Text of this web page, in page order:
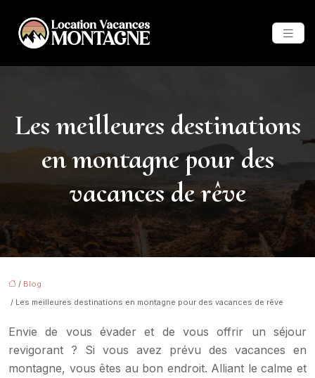
Les meilleures destinations
en montagne pour des
vacances de rêve
/ Blog
/ Les meilleures destinations en montagne pour des vacances de rêve
Envie de vous évader et de vous offrir un séjour
revigorant ? Si vous avez prévu des vacances en
montagne, vous êtes au bon endroit. Alliant le calme et